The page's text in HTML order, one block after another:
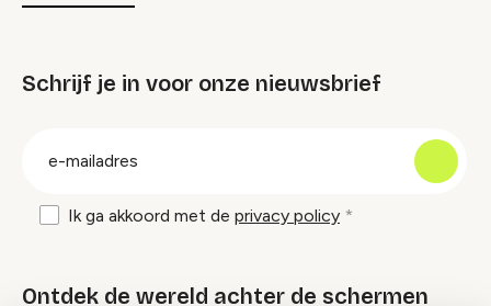
Schrijf je in voor onze nieuwsbrief
Ik ga akkoord met de privacy policy
Ontdek de wereld achter de schermen